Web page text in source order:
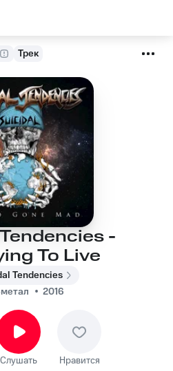
Трек
-
To Live
Tendencies
2016
Слушать Нравится